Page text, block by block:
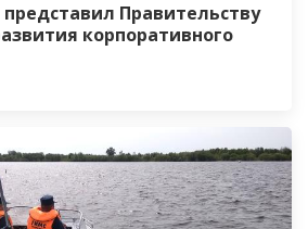
Правительству
корпоративного